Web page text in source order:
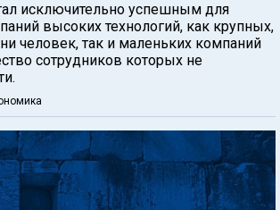
исключительно успешным для
высоких технологий, как крупных,
человек, так и маленьких компаний
сотрудников которых не